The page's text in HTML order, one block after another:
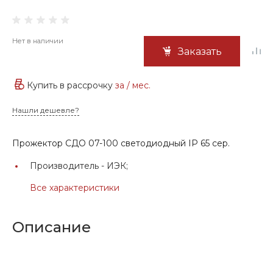
Нет в наличии
Заказать
Купить в рассрочку за / мес.
Нашли дешевле?
Прожектор СДО 07-100 светодиодный IP 65 сер.
Производитель - ИЭК;
Все характеристики
Описание